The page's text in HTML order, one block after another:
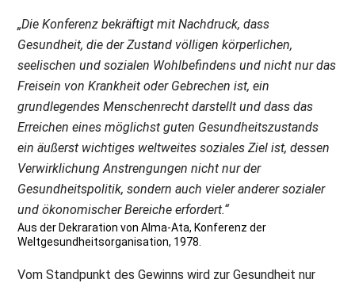
„Die Konferenz bekräftigt mit Nachdruck, dass
Gesundheit, die der Zustand völligen körperlichen,
seelischen und sozialen Wohlbefindens und nicht nur das
Freisein von Krankheit oder Gebrechen ist, ein
grundlegendes Menschenrecht darstellt und dass das
Erreichen eines möglichst guten Gesundheitszustands
ein äußerst wichtiges weltweites soziales Ziel ist, dessen
Verwirklichung Anstrengungen nicht nur der
Gesundheitspolitik, sondern auch vieler anderer sozialer
und ökonomischer Bereiche erfordert.“
Aus der Dekraration von Alma-Ata, Konferenz der
Weltgesundheitsorganisation, 1978.
Vom Standpunkt des Gewinns wird zur Gesundheit nur